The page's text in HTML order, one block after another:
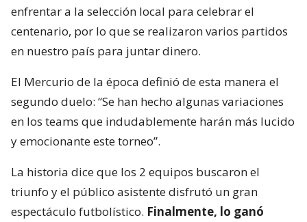
enfrentar a la selección local para celebrar el
centenario, por lo que se realizaron varios partidos
en nuestro país para juntar dinero.
El Mercurio de la época definió de esta manera el
segundo duelo: “Se han hecho algunas variaciones
en los teams que indudablemente harán más lucido
y emocionante este torneo”.
La historia dice que los 2 equipos buscaron el
triunfo y el público asistente disfrutó un gran
espectáculo futbolístico. Finalmente, lo ganó